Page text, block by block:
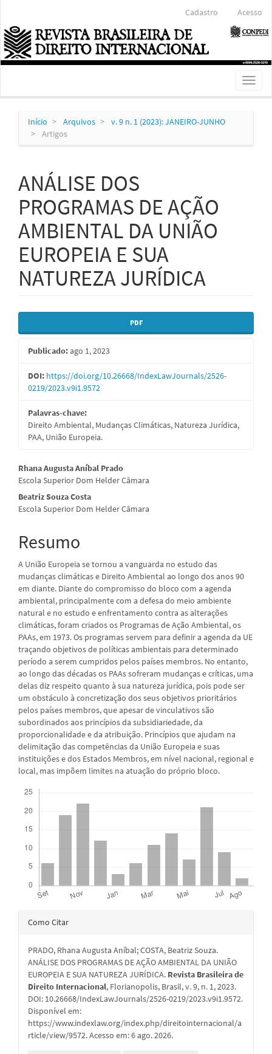
Conteúdo
principal
Barra
Lateral
Cadastro Acesso
Toggle
Início Arquivos
v. 9 n. 1 (2023): JANEIRO-JUNHO
Artigos
ANÁLISE DOS
PROGRAMAS DE AÇÃO
AMBIENTAL DA UNIÃO
EUROPEIA E SUA
NATUREZA JURÍDICA
Barra
lateral
de
artigos
PDF
Publicado:ago 1, 2023
DOI: https://doi.org/10.26668/IndexLawJournals/2526-
0219/2023.v9i1.9572
Palavras-chave:
Direito Ambiental, Mudanças Climáticas, Natureza Jurídica,
PAA, União Europeia.
Conteúdo
do
artigo
principal
Rhana Augusta Aníbal Prado
Escola Superior Dom Helder Câmara
Beatriz Souza Costa
Escola Superior Dom Helder Câmara
Resumo
A União Europeia se tornou a vanguarda no estudo das
mudanças climáticas e Direito Ambiental ao longo dos anos 90
em diante. Diante do compromisso do bloco com a agenda
ambiental, principalmente com a defesa do meio ambiente
natural e no estudo e enfrentamento contra as alterações
climáticas, foram criados os Programas de Ação Ambiental, os
PAAs, em 1973. Os programas servem para definir a agenda da UE
traçando objetivos de políticas ambientais para determinado
período a serem cumpridos pelos países membros. No entanto,
ao longo das décadas os PAAs sofreram mudanças e críticas, uma
delas diz respeito quanto à sua natureza jurídica, pois pode ser
um obstáculo à concretização dos seus objetivos prioritários
pelos países membros, que apesar de vinculativos são
subordinados aos princípios da subsidiariedade, da
proporcionalidade e da atribuição. Princípios que ajudam na
delimitação das competências da União Europeia e suas
instituições e dos Estados Membros, em nível nacional, regional e
local, mas impõem limites na atuação do próprio bloco.
Detalhes
artigo
Como Citar
PRADO, Rhana Augusta Aníbal; COSTA, Beatriz Souza.
ANÁLISE DOS PROGRAMAS DE AÇÃO AMBIENTAL DA UNIÃO
EUROPEIA E SUA NATUREZA JURÍDICA. Revista Brasileira de
Direito Internacional, Florianopolis, Brasil, v. 9, n. 1, 2023.
DOI: 10.26668/IndexLawJournals/2526-0219/2023.v9i1.9572.
Disponível em:
https://www.indexlaw.org/index.php/direitointernacional/a
rticle/view/9572. Acesso em: 6 ago. 2026.